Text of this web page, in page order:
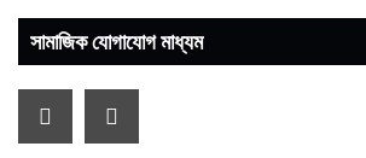
সামাজিক যোগাযোগ মাধ্যম